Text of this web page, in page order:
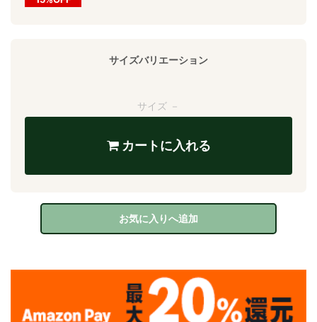
サイズバリエーション
サイズ －
カートに入れる
お気に入りへ追加